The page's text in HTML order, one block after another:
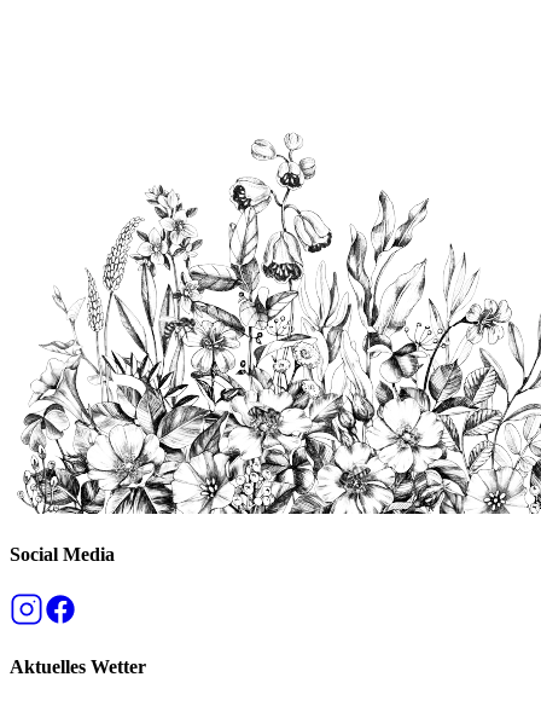
Social Media
Aktuelles Wetter